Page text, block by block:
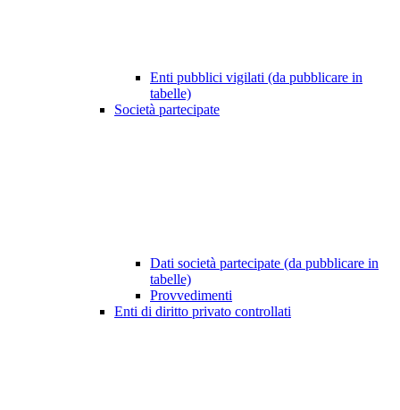
Enti pubblici vigilati (da pubblicare in
tabelle)
Società partecipate
Dati società partecipate (da pubblicare in
tabelle)
Provvedimenti
Enti di diritto privato controllati